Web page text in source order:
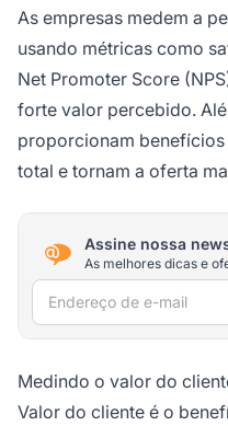
As empresas medem a
usando métricas como
Net Promoter Score
forte valor percebido.
proporcionam
total e tornam a oferta
Assine nossa
As melhores dicas e
Endereço de e-mail
Medindo o valor do
Valor do cliente é o